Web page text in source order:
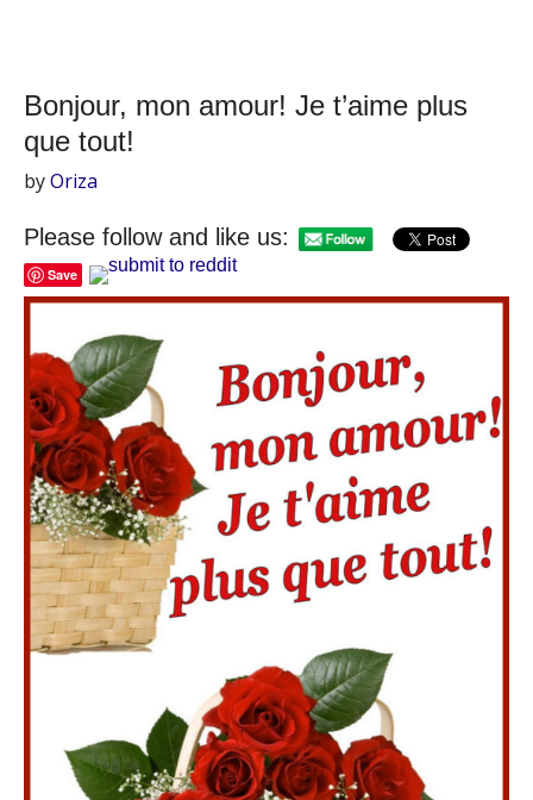
Bonjour, mon amour! Je t’aime plus
que tout!
byOriza
Please follow and like us:
Save